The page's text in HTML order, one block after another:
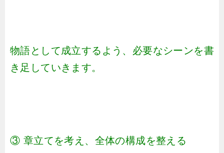
物語として成立するよう、必要なシーンを書
き足していきます。
③ 章立てを考え、全体の構成を整える